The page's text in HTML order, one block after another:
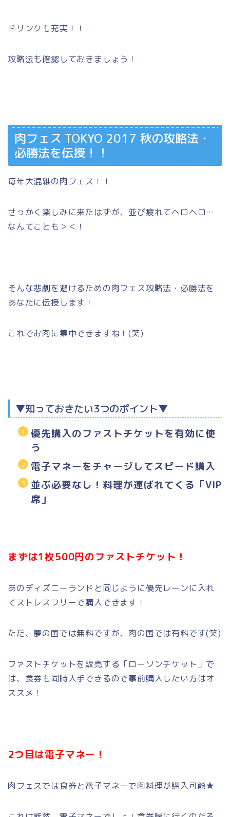
ドリンクも充実！！
攻略法も確認しておきましょう！
肉フェス TOKYO 2017 秋の攻略法・
必勝法を伝授！！
毎年大混雑の肉フェス！！
せっかく楽しみに来たはずが、並び疲れてヘロヘロ…
なんてことも＞＜！
そんな悲劇を避けるための肉フェス攻略法・必勝法を
あなたに伝授します！
これでお肉に集中できますね！(笑)
▼知っておきたい3つのポイント▼
優先購入のファストチケットを有効に使
う
電子マネーをチャージしてスピード購入
並ぶ必要なし！料理が運ばれてくる「VIP
席」
まずは1枚500円のファストチケット！
あのディズニーランドと同じように優先レーンに入れ
てストレスフリーで購入できます！
ただ、夢の国では無料ですが、肉の国では有料です(笑)
ファストチケットを販売する「ローソンチケット」で
は、食券も同時入手できるので事前購入したい方はオ
ススメ！
2つ目は電子マネー！
肉フェスでは食券と電子マネーで肉料理が購入可能★